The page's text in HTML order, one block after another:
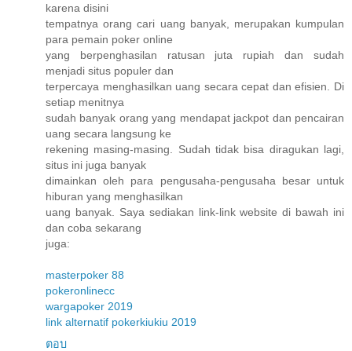
karena disini
tempatnya orang cari uang banyak, merupakan kumpulan
para pemain poker online
yang berpenghasilan ratusan juta rupiah dan sudah
menjadi situs populer dan
terpercaya menghasilkan uang secara cepat dan efisien. Di
setiap menitnya
sudah banyak orang yang mendapat jackpot dan pencairan
uang secara langsung ke
rekening masing-masing. Sudah tidak bisa diragukan lagi,
situs ini juga banyak
dimainkan oleh para pengusaha-pengusaha besar untuk
hiburan yang menghasilkan
uang banyak. Saya sediakan link-link website di bawah ini
dan coba sekarang
juga:
masterpoker 88
pokeronlinecc
wargapoker 2019
link alternatif pokerkiukiu 2019
ตอบ